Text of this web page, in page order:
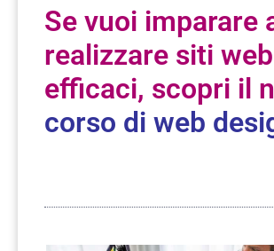
Se vuoi imparare
realizzare siti web
efficaci, scopri il
corso di web